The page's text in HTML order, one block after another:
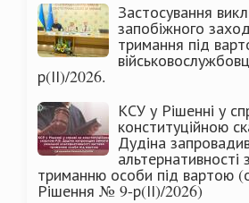
Застосування
запобіжного
тримання під
р(ІІ)/2026.
КСУ у Рішенні у
конституційною
Дудіна
альтернативності
триманню особи під вартою
Рішення № 9-р(ІІ)/2026)